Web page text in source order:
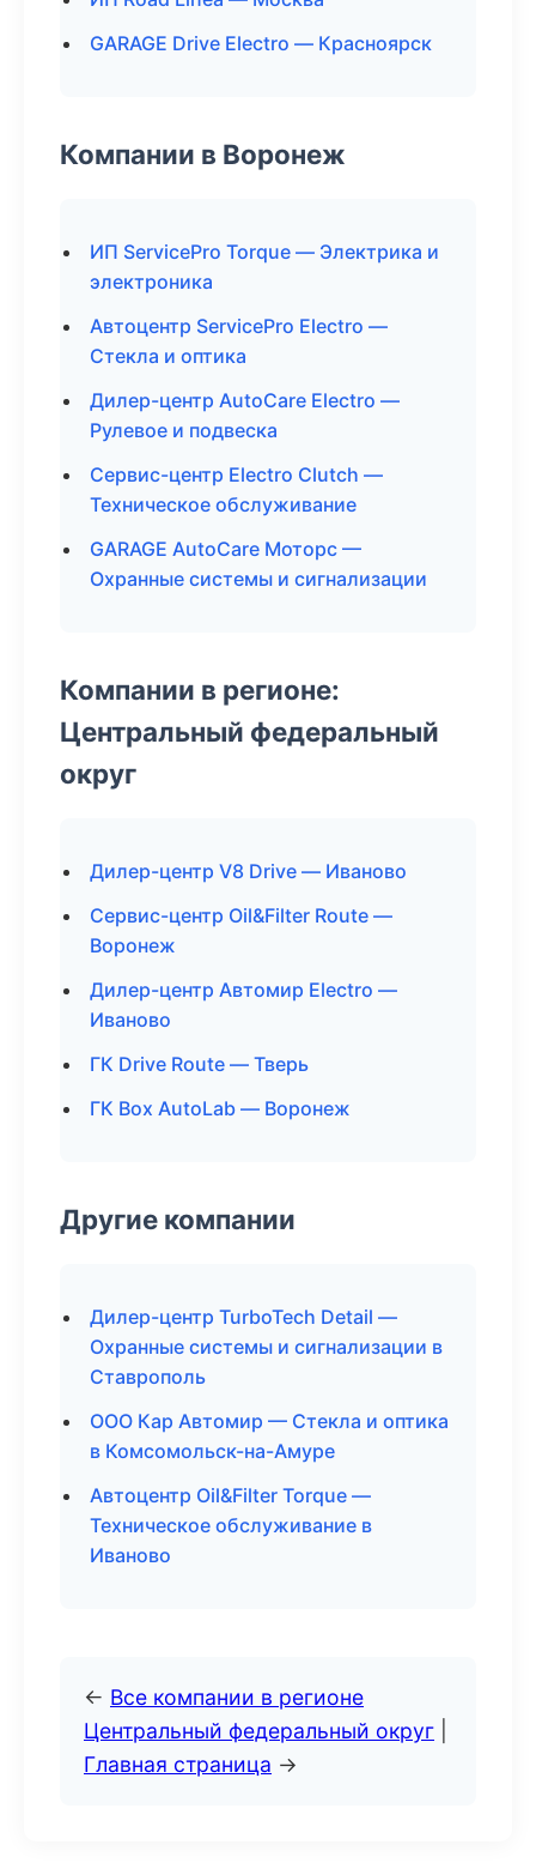
GARAGE Drive Electro — Красноярск
Компании в Воронеж
ИП ServicePro Torque — Электрика и
электроника
Автоцентр ServicePro Electro —
Стекла и оптика
Дилер-центр AutoCare Electro —
Рулевое и подвеска
Сервис-центр Electro Clutch —
Техническое обслуживание
GARAGE AutoCare Моторс —
Охранные системы и сигнализации
Компании в регионе:
Центральный федеральный
округ
Дилер-центр V8 Drive — Иваново
Сервис-центр Oil&Filter Route —
Воронеж
Дилер-центр Автомир Electro —
Иваново
ГК Drive Route — Тверь
ГК Box AutoLab — Воронеж
Другие компании
Дилер-центр TurboTech Detail —
Охранные системы и сигнализации в
Ставрополь
ООО Кар Автомир — Стекла и оптика
в Комсомольск-на-Амуре
Автоцентр Oil&Filter Torque —
Техническое обслуживание в
Иваново
← Все компании в регионе
Центральный федеральный округ
Главная страница →